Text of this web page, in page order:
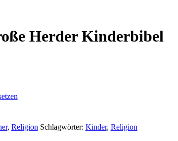
Herder Kinderbibel
, Religion Schlagwörter: Kinder, Religion